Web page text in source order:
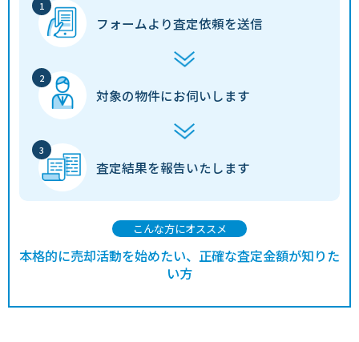
フォームより査定依頼を送信
対象の物件にお伺いします
査定結果を報告いたします
こんな方にオススメ
本格的に売却活動を始めたい、正確な査定金額が知りた
い方